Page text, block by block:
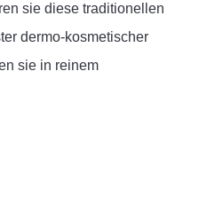
sie diese traditionellen
dermo-kosmetischer
sie in reinem